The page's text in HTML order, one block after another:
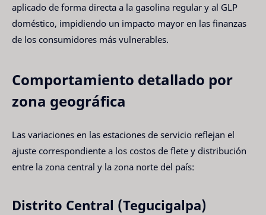
aplicado de forma directa a la gasolina regular y al GLP
doméstico, impidiendo un impacto mayor en las finanzas
de los consumidores más vulnerables.
Comportamiento detallado por
zona geográfica
Las variaciones en las estaciones de servicio reflejan el
ajuste correspondiente a los costos de flete y distribución
entre la zona central y la zona norte del país:
Distrito Central (Tegucigalpa)